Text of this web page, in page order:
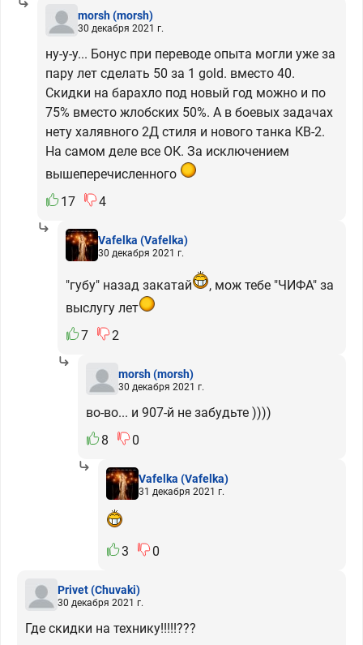
morsh(morsh)
30 декабря 2021 г.
ну-у-у... Бонус при переводе опыта могли уже за
пару лет сделать 50 за 1 gold. вместо 40.
Скидки на барахло под новый год можно и по
75% вместо жлобских 50%. А в боевых задачах
нету халявного 2Д стиля и нового танка КВ-2.
На самом деле все ОК. За исключением
вышеперечисленного
17
4
Vafelka (Vafelka)
30 декабря 2021 г.
"губу" назад закатай
, мож тебе "ЧИФА" за
выслугу лет
7
2
morsh(morsh)
30 декабря 2021 г.
во-во... и 907-й не забудьте ))))
8
0
Vafelka (Vafelka)
31 декабря 2021 г.
3 0
Privet(Chuvaki)
30 декабря 2021 г.
Где скидки на технику!!!!!???